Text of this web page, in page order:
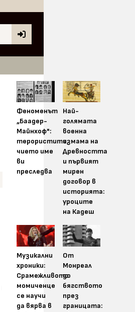
Феноменът
„Баадер-
Майнхоф":
терористите,
чието име
ви
преследва
Най-
голямата
военна
измама на
Древността
и първият
мирен
договор в
историята:
уроците
на Кадеш
Музикални
хроники:
Срамежливото
момиченце
се научи
да вярва в
От
Монреал
до
бягството
през
границата: